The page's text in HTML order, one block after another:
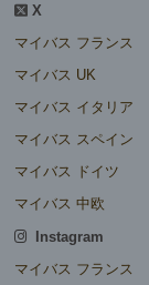
X
マイバス フランス
マイバス UK
マイバス イタリア
マイバス スペイン
マイバス ドイツ
マイバス 中欧
Instagram
マイバス フランス